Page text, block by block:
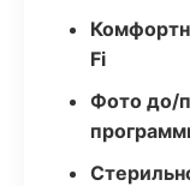
Fi
Фото до/